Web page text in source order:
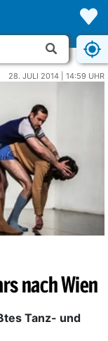
28. JULI 2014 | 14:59 UHR
nach Wien
Tanz- und